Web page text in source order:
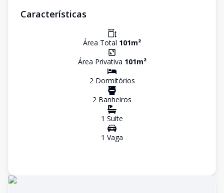
Características
Área Total 101m²
Área Privativa 101m²
2Dormitórios
2 Banheiros
1 Suíte
1 Vaga